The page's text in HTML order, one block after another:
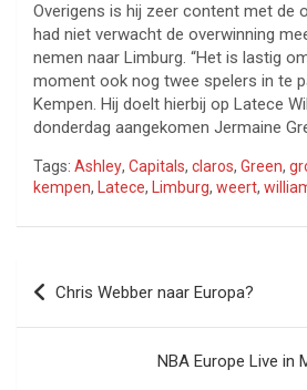
Overigens is hij zeer content met de
had niet verwacht de overwinning
nemen naar Limburg. “Het is lastig
moment ook nog twee spelers in te
Kempen. Hij doelt hierbij op Latece
donderdag aangekomen Jermaine
Tags: Ashley, Capitals, claros, Green,
kempen, Latece, Limburg, weert,
Bericht
navigatie
Chris Webber naar Europa?
NBA Europe Live in